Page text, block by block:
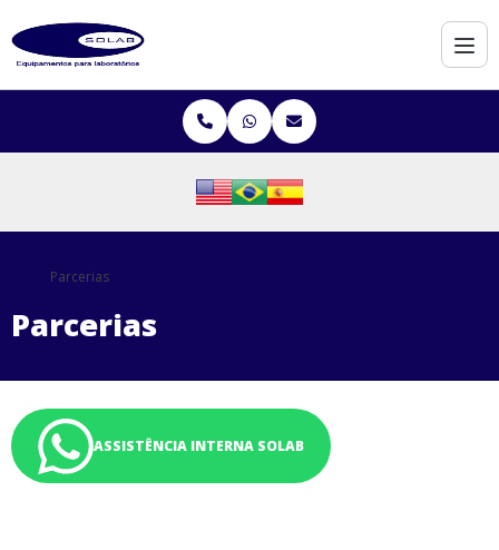
Parcerias
Parcerias
ASSISTÊNCIA INTERNA SOLAB